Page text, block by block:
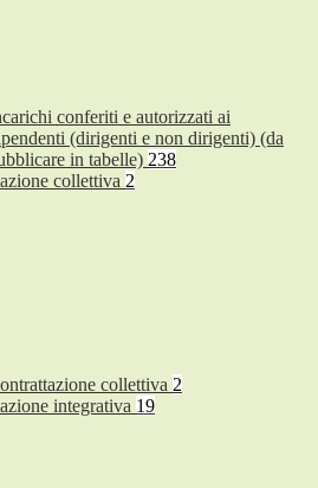
conferiti e autorizzati ai
(dirigenti e non dirigenti) (da
in tabelle) 238
collettiva 2
collettiva 2
integrativa 19